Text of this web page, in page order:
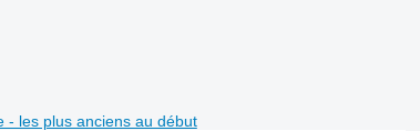
- les plus anciens au début